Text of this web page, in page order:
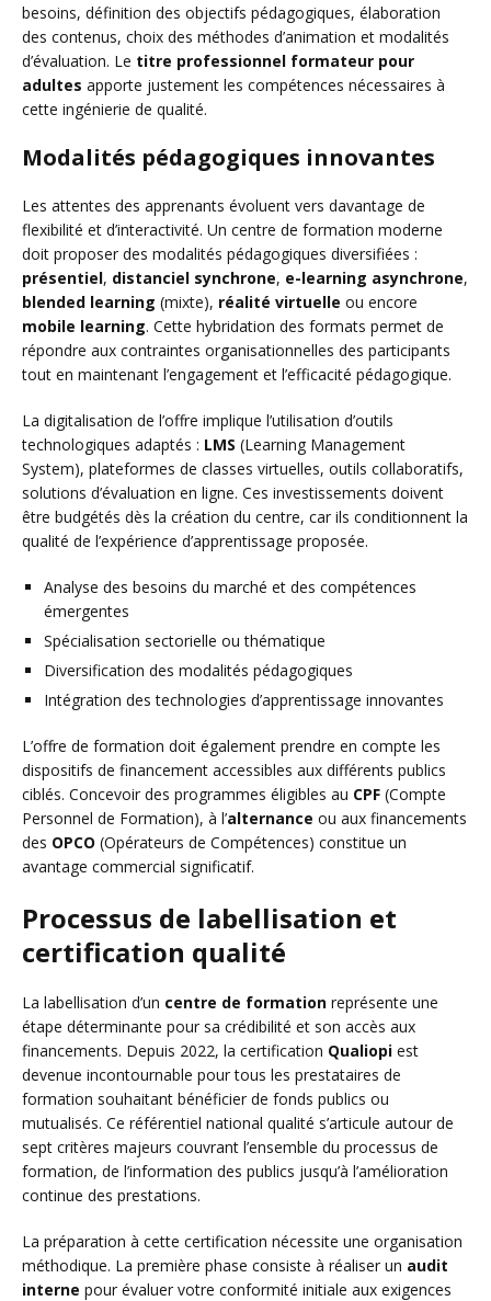
besoins, définition des objectifs pédagogiques, élaboration
des contenus, choix des méthodes d’animation et modalités
d’évaluation. Le titre professionnel formateur pour
adultes apporte justement les compétences nécessaires à
cette ingénierie de qualité.
Modalités pédagogiques innovantes
Les attentes des apprenants évoluent vers davantage de
flexibilité et d’interactivité. Un centre de formation moderne
doit proposer des modalités pédagogiques diversifiées :
présentiel, distanciel synchrone, e-learning asynchrone,
blended learning (mixte), réalité virtuelle ou encore
mobile learning. Cette hybridation des formats permet de
répondre aux contraintes organisationnelles des participants
tout en maintenant l’engagement et l’efficacité pédagogique.
La digitalisation de l’offre implique l’utilisation d’outils
technologiques adaptés : LMS (Learning Management
System), plateformes de classes virtuelles, outils collaboratifs,
solutions d’évaluation en ligne. Ces investissements doivent
être budgétés dès la création du centre, car ils conditionnent la
qualité de l’expérience d’apprentissage proposée.
Analyse des besoins du marché et des compétences
émergentes
Spécialisation sectorielle ou thématique
Diversification des modalités pédagogiques
Intégration des technologies d’apprentissage innovantes
L’offre de formation doit également prendre en compte les
dispositifs de financement accessibles aux différents publics
ciblés. Concevoir des programmes éligibles au CPF (Compte
Personnel de Formation), à l’alternance ou aux financements
des OPCO (Opérateurs de Compétences) constitue un
avantage commercial significatif.
Processus de labellisation et
certification qualité
La labellisation d’un centre de formation représente une
étape déterminante pour sa crédibilité et son accès aux
financements. Depuis 2022, la certification Qualiopi est
devenue incontournable pour tous les prestataires de
formation souhaitant bénéficier de fonds publics ou
mutualisés. Ce référentiel national qualité s’articule autour de
sept critères majeurs couvrant l’ensemble du processus de
formation, de l’information des publics jusqu’à l’amélioration
continue des prestations.
La préparation à cette certification nécessite une organisation
méthodique. La première phase consiste à réaliser un audit
interne pour évaluer votre conformité initiale aux exigences